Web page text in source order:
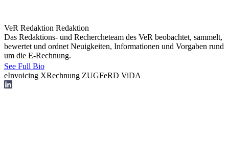
VeR Redaktion Redaktion
Das Redaktions- und Rechercheteam des VeR beobachtet, sammelt,
bewertet und ordnet Neuigkeiten, Informationen und Vorgaben rund
um die E-Rechnung.
See Full Bio
eInvoicing XRechnung ZUGFeRD ViDA